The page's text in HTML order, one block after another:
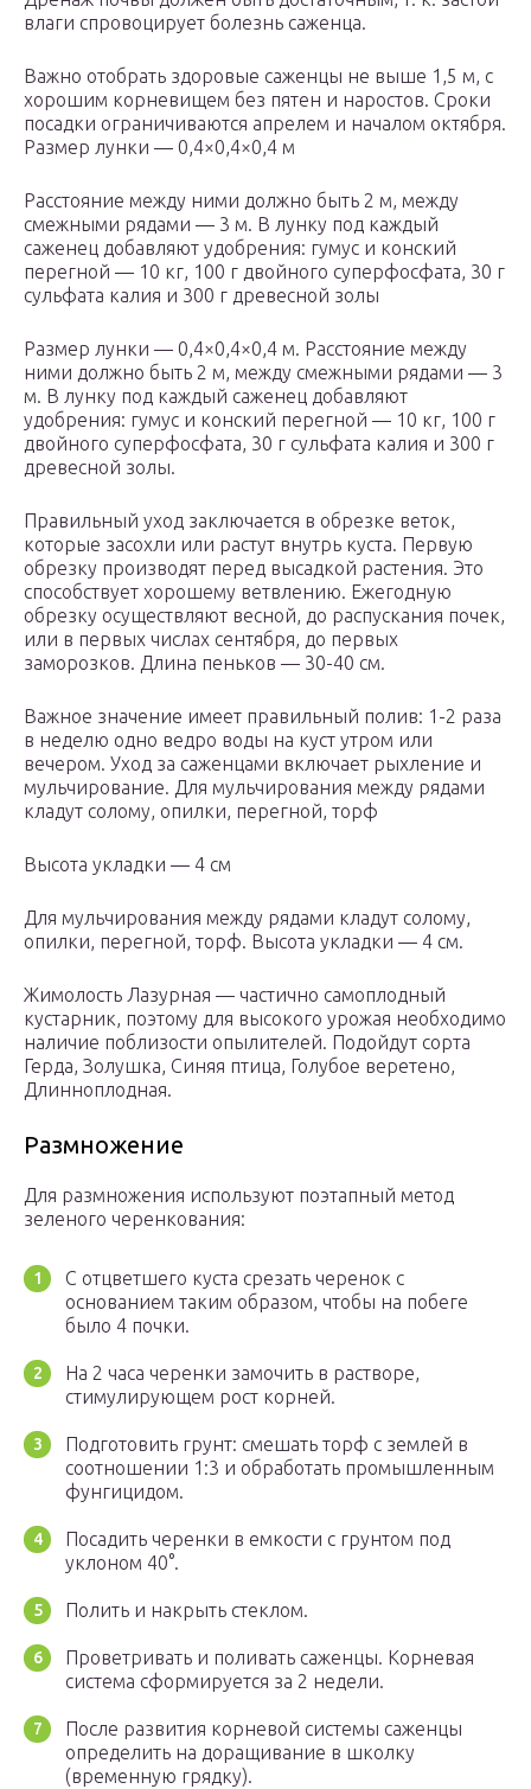
влаги спровоцирует болезнь саженца.
Важно отобрать здоровые саженцы не выше 1,5 м, с
хорошим корневищем без пятен и наростов. Сроки
посадки ограничиваются апрелем и началом октября.
Размер лунки — 0,4×0,4×0,4 м
Расстояние между ними должно быть 2 м, между
смежными рядами — 3 м. В лунку под каждый
саженец добавляют удобрения: гумус и конский
перегной — 10 кг, 100 г двойного суперфосфата, 30 г
сульфата калия и 300 г древесной золы
Размер лунки — 0,4×0,4×0,4 м. Расстояние между
ними должно быть 2 м, между смежными рядами — 3
м. В лунку под каждый саженец добавляют
удобрения: гумус и конский перегной — 10 кг, 100 г
двойного суперфосфата, 30 г сульфата калия и 300 г
древесной золы.
Правильный уход заключается в обрезке веток,
которые засохли или растут внутрь куста. Первую
обрезку производят перед высадкой растения. Это
способствует хорошему ветвлению. Ежегодную
обрезку осуществляют весной, до распускания почек,
или в первых числах сентября, до первых
заморозков. Длина пеньков — 30-40 см.
Важное значение имеет правильный полив: 1-2 раза
в неделю одно ведро воды на куст утром или
вечером. Уход за саженцами включает рыхление и
мульчирование. Для мульчирования между рядами
кладут солому, опилки, перегной, торф
Высота укладки — 4 см
Для мульчирования между рядами кладут солому,
опилки, перегной, торф. Высота укладки — 4 см.
Жимолость Лазурная — частично самоплодный
кустарник, поэтому для высокого урожая необходимо
наличие поблизости опылителей. Подойдут сорта
Герда, Золушка, Синяя птица, Голубое веретено,
Длинноплодная.
Размножение
Для размножения используют поэтапный метод
зеленого черенкования:
С отцветшего куста срезать черенок с
основанием таким образом, чтобы на побеге
было 4 почки.
На 2 часа черенки замочить в растворе,
стимулирующем рост корней.
Подготовить грунт: смешать торф с землей в
соотношении 1:3 и обработать промышленным
фунгицидом.
Посадить черенки в емкости с грунтом под
уклоном 40°.
Полить и накрыть стеклом.
Проветривать и поливать саженцы. Корневая
система сформируется за 2 недели.
После развития корневой системы саженцы
определить на доращивание в школку
(временную грядку).